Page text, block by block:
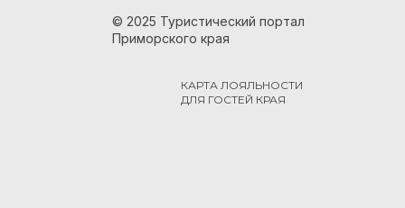
© 2025 Туристический портал
Приморского края
КАРТА ЛОЯЛЬНОСТИ
ДЛЯ ГОСТЕЙ КРАЯ